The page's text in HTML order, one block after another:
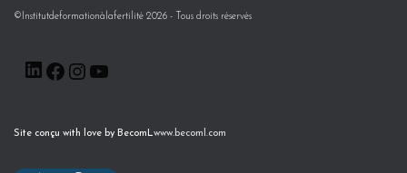
©Institutdeformationàlafertilité 2026 - Tous droits réservés
Site conçu with love by BecomLwww.becoml.com